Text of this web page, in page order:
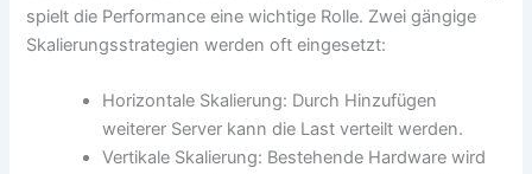
spielt die Performance eine wichtige Rolle. Zwei gängige
Skalierungsstrategien werden oft eingesetzt:
Horizontale Skalierung: Durch Hinzufügen
weiterer Server kann die Last verteilt werden.
Vertikale Skalierung: Bestehende Hardware wird